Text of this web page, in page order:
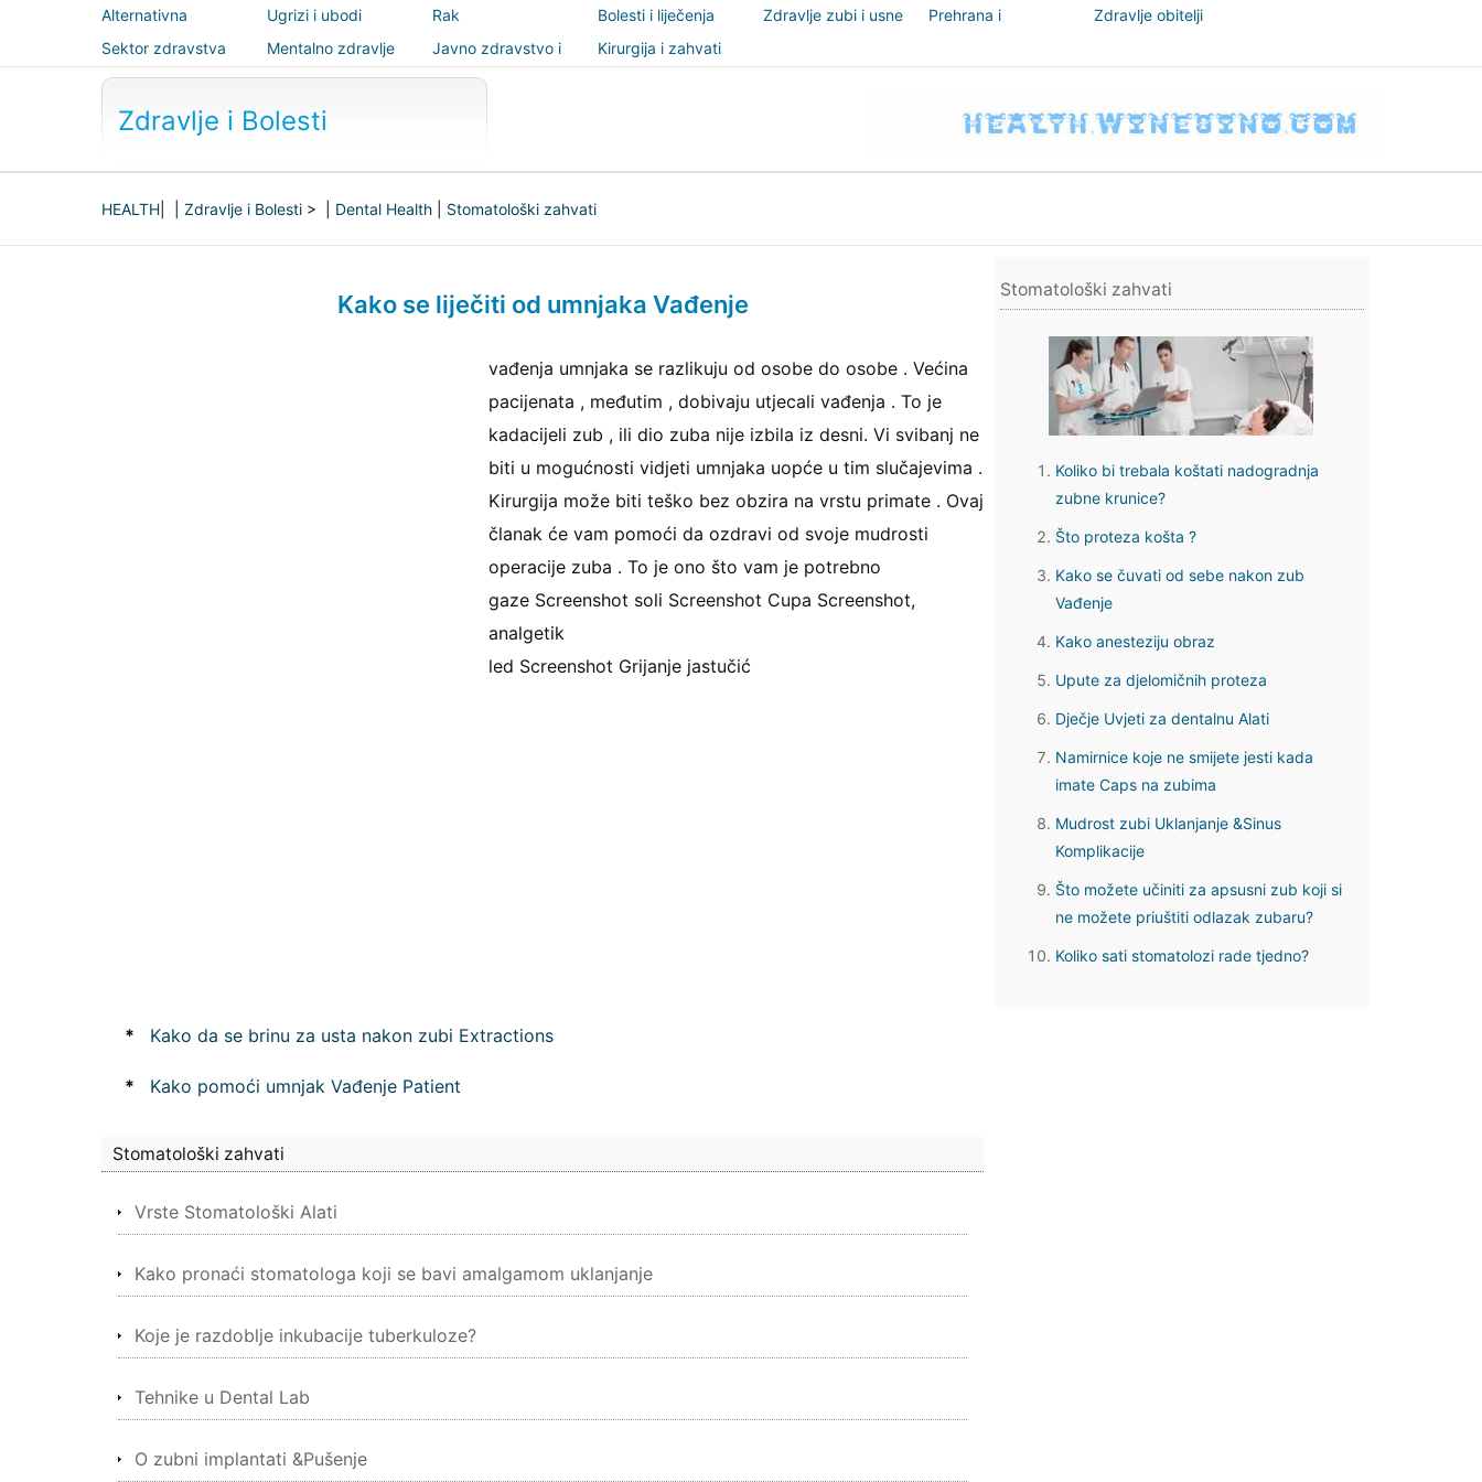
Alternativna
medicina
Ugrizi i ubodi Rak Bolesti i liječenja
Zdravlje zubi i usne
Prehrana i
Zdravlje obitelji
Sektor zdravstva
Mentalno zdravlje
Javno zdravstvo i
sigurnost
Kirurgija i zahvati
Zdravlje i Bolesti
HEALTH Zdravlje i Bolesti > | Dental Health Stomatološki zahvati
Kako se liječiti od umnjaka Vađenje
vađenja umnjaka se razlikuju od osobe do osobe . Većina
pacijenata , međutim , dobivaju utjecali vađenja . To je
kadacijeli zub , ili dio zuba nije izbila iz desni. Vi svibanj ne
biti u mogućnosti vidjeti umnjaka uopće u tim slučajevima .
Kirurgija može biti teško bez obzira na vrstu primate . Ovaj
članak će vam pomoći da ozdravi od svoje mudrosti
operacije zuba . To je ono što vam je potrebno
gaze Screenshot soli Screenshot Cupa Screenshot,
analgetik
led Screenshot Grijanje jastučić
* Kako da se brinu za usta nakon zubi Extractions
* Kako pomoći umnjak Vađenje Patient
Stomatološki zahvati
Vrste Stomatološki Alati
Kako pronaći stomatologa koji se bavi amalgamom uklanjanje
Koje je razdoblje inkubacije tuberkuloze?
Tehnike u Dental Lab
O zubni implantati &Pušenje
Stomatološki zahvati
Koliko bi trebala koštati nadogradnja
zubne krunice?
Što proteza košta ?
Kako se čuvati od sebe nakon zub
Vađenje
Kako anesteziju obraz
Upute za djelomičnih proteza
Dječje Uvjeti za dentalnu Alati
Namirnice koje ne smijete jesti kada
imate Caps na zubima
Mudrost zubi Uklanjanje &Sinus
Komplikacije
Što možete učiniti za apsusni zub koji si
ne možete priuštiti odlazak zubaru?
Koliko sati stomatolozi rade tjedno?